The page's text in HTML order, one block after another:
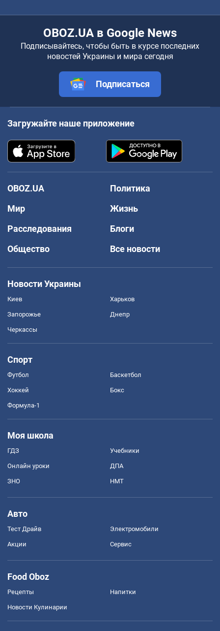
OBOZ.UA в Google News
Подписывайтесь, чтобы быть в курсе последних
новостей Украины и мира сегодня
Подписаться
Загружайте наше приложение
OBOZ.UA
Политика
Мир
Жизнь
Расследования
Блоги
Общество
Все новости
Новости Украины
Киев Харьков
Запорожье Днепр
Черкассы
Спорт
Футбол Баскетбол
Хоккей Бокс
Формула-1
Моя школа
ГДЗ Учебники
Онлайн уроки ДПА
ЗНО НМТ
Авто
Тест Драйв Электромобили
Акции Сервис
Food Oboz
Рецепты Напитки
Новости Кулинарии